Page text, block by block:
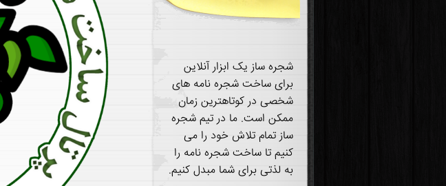
شجره ساز یک ابزار آنلاین
برای ساخت شجره نامه های
شخصی در کوتاهترین زمان
ممکن است. ما در تیم شجره
ساز تمام تلاش خود را می
کنیم تا ساخت شجره نامه را
به لذتی برای شما مبدل کنیم.